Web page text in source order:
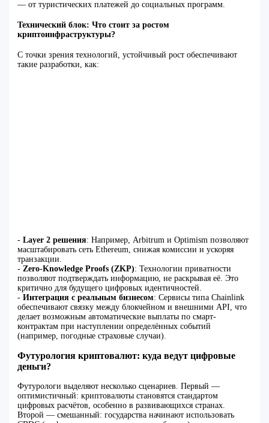
— от туристических платежей до социальных программ.
Технический блок: Что стоит за ростом
криптоинфраструктуры?
С точки зрения технологий, устойчивый рост обеспечивают
такие разработки, как:
-Layer 2 решения: Например, Arbitrum и Optimism позволяют
масштабировать сеть Ethereum, снижая комиссии и ускоряя
транзакции.
-Zero-Knowledge Proofs (ZKP): Технологии приватности
позволяют подтверждать информацию, не раскрывая её. Это
критично для будущего цифровых идентичностей.
-Интеграция с реальным бизнесом: Сервисы типа Chainlink
обеспечивают связку между блокчейном и внешними API, что
делает возможным автоматические выплаты по смарт-
контрактам при наступлении определённых событий
(например, погодные страховые случаи).
Футурология криптовалют: куда ведут цифровые
деньги?
Футурологи выделяют несколько сценариев. Первый —
оптимистичный: криптовалюты становятся стандартом
цифровых расчётов, особенно в развивающихся странах.
Второй — смешанный: государства начинают использовать